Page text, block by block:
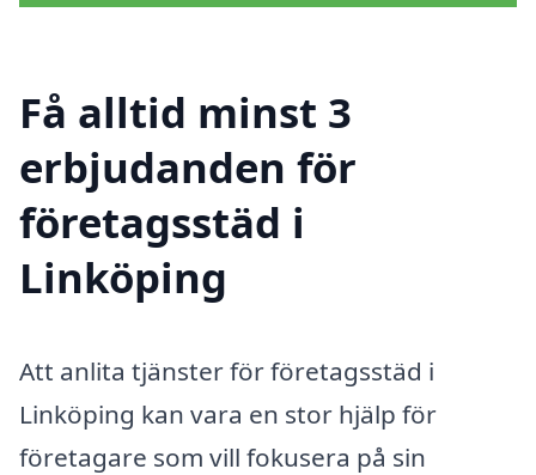
Få alltid minst 3
erbjudanden för
företagsstäd i
Linköping
Att anlita tjänster för företagsstäd i
Linköping kan vara en stor hjälp för
företagare som vill fokusera på sin